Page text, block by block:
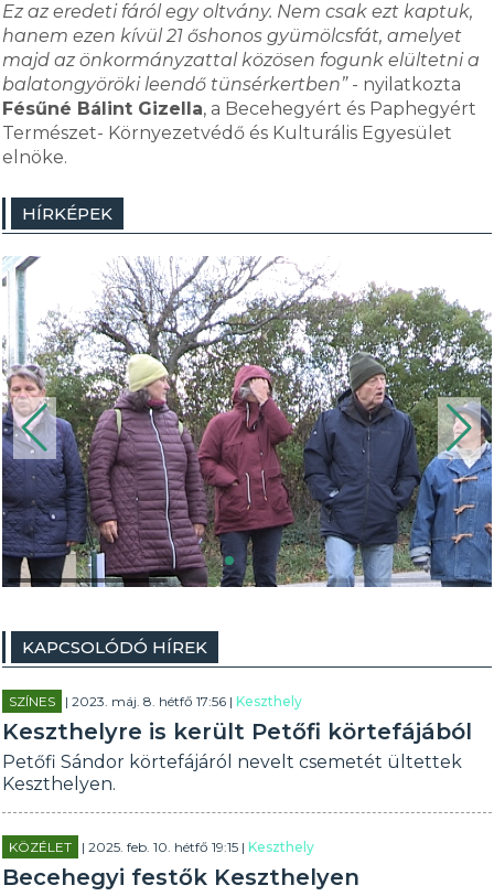
Ez az eredeti fáról egy oltvány. Nem csak ezt kaptuk,
hanem ezen kívül 21 őshonos gyümölcsfát, amelyet
majd az önkormányzattal közösen fogunk elültetni a
balatongyöröki leendő tünsérkertben”- nyilatkozta
Fésűné Bálint Gizella, a Becehegyért és Paphegyért
Természet- Környezetvédő és Kulturális Egyesület
elnöke.
HÍRKÉPEK
KAPCSOLÓDÓ HÍREK
SZÍNES | 2023. máj. 8. hétfő 17:56 |Keszthely
Keszthelyre is került Petőfi körtefájából
Petőfi Sándor körtefájáról nevelt csemetét ültettek
Keszthelyen.
KÖZÉLET | 2025. feb. 10. hétfő 19:15 |Keszthely
Becehegyi festők Keszthelyen